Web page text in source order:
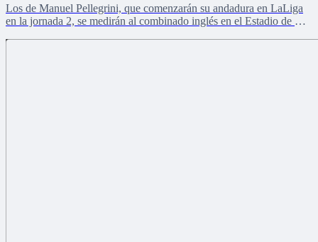
Los de Manuel Pellegrini, que comenzarán su andadura en LaLiga
en la jornada 2, se medirán al combinado inglés en el Estadio de La